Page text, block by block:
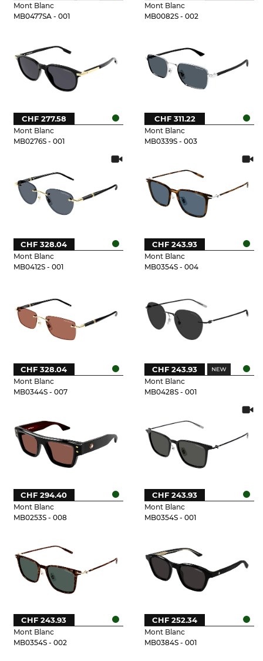
Mont Blanc
MB0477SA - 001
Mont Blanc
MB0082S - 002
Mont Blanc
MB0276S - 001
CHF 277.58
Mont Blanc
MB0339S - 003
CHF 311.22
Mont Blanc
MB0412S - 001
CHF 328.04
Mont Blanc
MB0354S - 004
CHF 243.93
Mont Blanc
MB0344S - 007
CHF 328.04
Mont Blanc
MB0428S - 001
CHF 243.93
Mont Blanc
MB0253S - 008
CHF 294.40
Mont Blanc
MB0354S - 001
CHF 243.93
Mont Blanc
MB0354S - 002
CHF 243.93
Mont Blanc
MB0384S - 001
CHF 252.34